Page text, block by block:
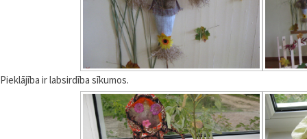
Pieklājība ir labsirdība sīkumos.